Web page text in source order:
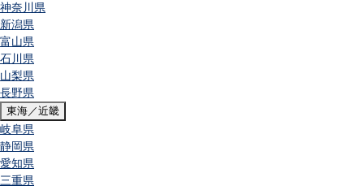
神奈川県
新潟県
富山県
石川県
山梨県
長野県
東海／近畿
岐阜県
静岡県
愛知県
三重県